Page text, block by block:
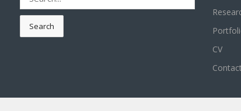
Search
CV
Contact